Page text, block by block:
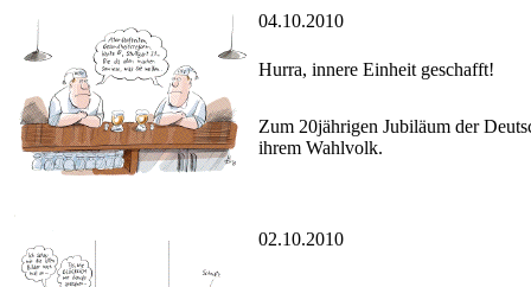
04.10.2010
Hurra, innere Einheit geschafft!
Zum 20jährigen Jubiläum der
ihrem Wahlvolk.
02.10.2010